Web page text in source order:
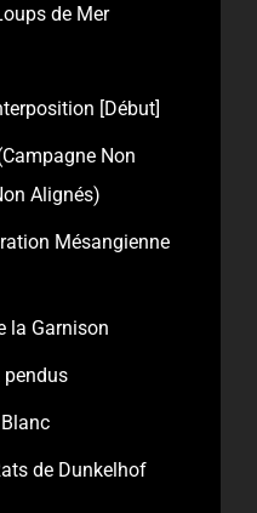
de Mer
[Début]
Non
Alignés)
Mésangienne
la Garnison
pendus
de Dunkelhof